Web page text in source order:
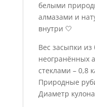
белыми
алмазами и
внутри 🤍
Вес засыпки
неогранённых
стеклами – 0,8
Природные
Диаметр